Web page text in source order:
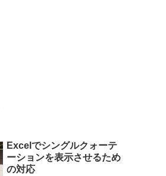
Excelでシングルクォーテ
ーションを表示させるため
の対応